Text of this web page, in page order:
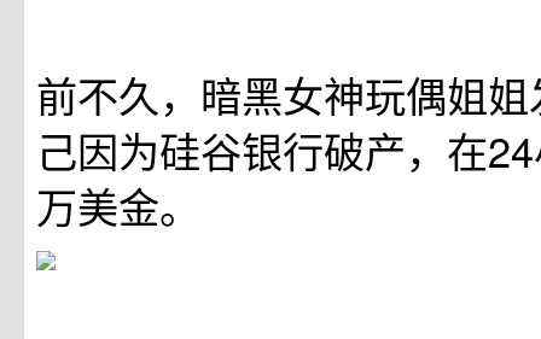
前不久，暗黑女神玩偶姐
己因为硅谷银行破产，在
万美金。